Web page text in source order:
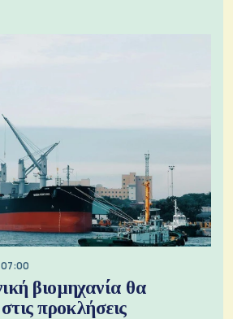
βιομηχανία θα
προκλήσεις